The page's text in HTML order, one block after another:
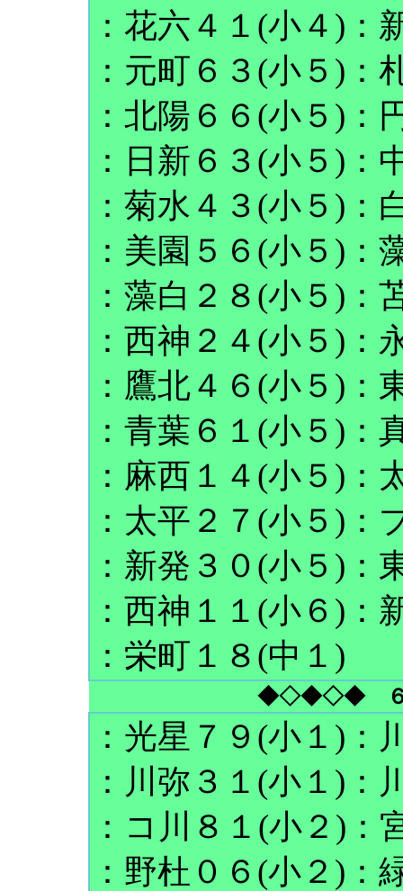
：花六４１(小４)：
：元町６３(小５)：
：北陽６６(小５)：
：日新６３(小５)：
：菊水４３(小５)：
：美園５６(小５)：
：藻白２８(小５)：
：西神２４(小５)：
：鷹北４６(小５)：
：青葉６１(小５)：
：麻西１４(小５)：
：太平２７(小５)：
：新発３０(小５)：
：西神１１(小６)：
：栄町１８(中１)
◆◇◆◇◆ ６
：光星７９(小１)：
：川弥３１(小１)：
：コ川８１(小２)：
：野杜０６(小２)：